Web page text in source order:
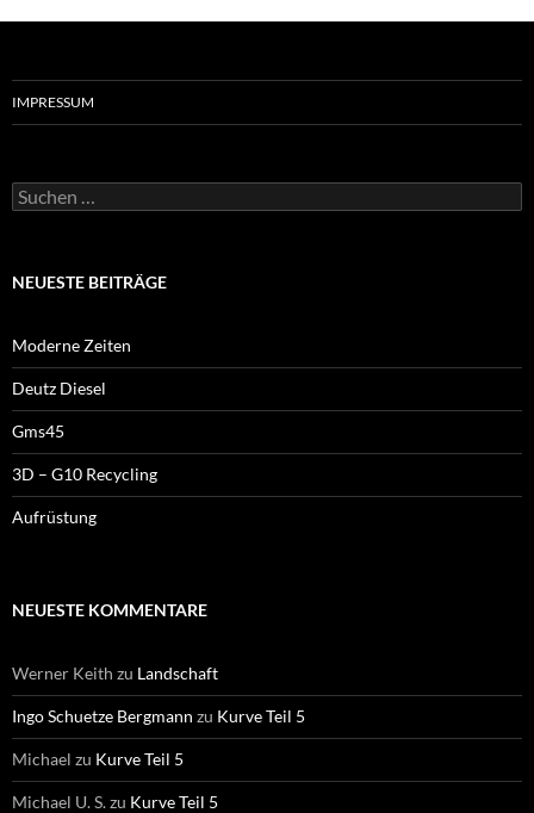
IMPRESSUM
Suchen
nach:
NEUESTE BEITRÄGE
Moderne Zeiten
Deutz Diesel
Gms45
3D – G10 Recycling
Aufrüstung
NEUESTE KOMMENTARE
Werner Keith zu Landschaft
Ingo Schuetze Bergmann zu Kurve Teil 5
Michael zu Kurve Teil 5
Michael U. S.zu Kurve Teil 5